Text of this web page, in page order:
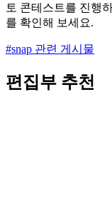
토 콘테스트를 진행
를 확인해 보세요.
#snap 관련 게시물
편집부 추천